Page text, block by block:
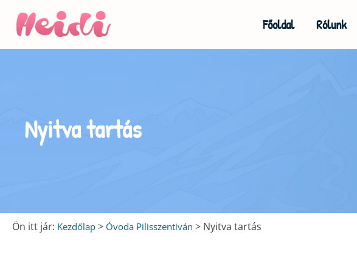
Főoldal Rólunk
Nyitva tartás
Ön itt jár: Kezdőlap > Óvoda Pilisszentiván > Nyitva tartás